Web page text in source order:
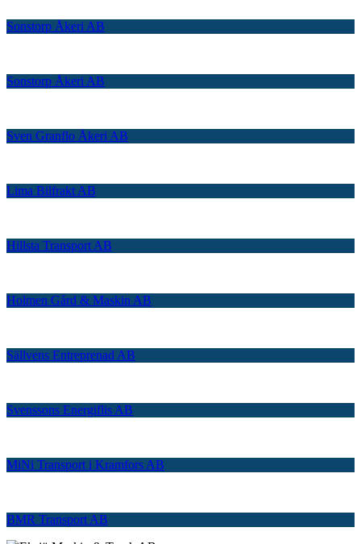
Sonstorp Åkeri AB
Sonstorp Åkeri AB
Sven Granflo Åkeri AB
Lima Bilfrakt AB
Hillsta Transport AB
Holmen Gård & Maskin AB
Sällvens Entreprenad AB
Svenssons Energiflis AB
MiNi Transport i Kramfors AB
BMR Transport AB